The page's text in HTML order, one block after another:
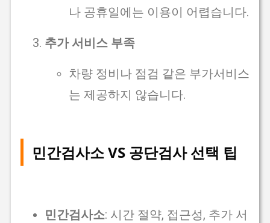
나 공휴일에는 이용이 어렵습니다.
추가 서비스 부족
차량 정비나 점검 같은 부가서비스
는 제공하지 않습니다.
민간검사소 VS 공단검사 선택 팁
민간검사소: 시간 절약, 접근성, 추가 서